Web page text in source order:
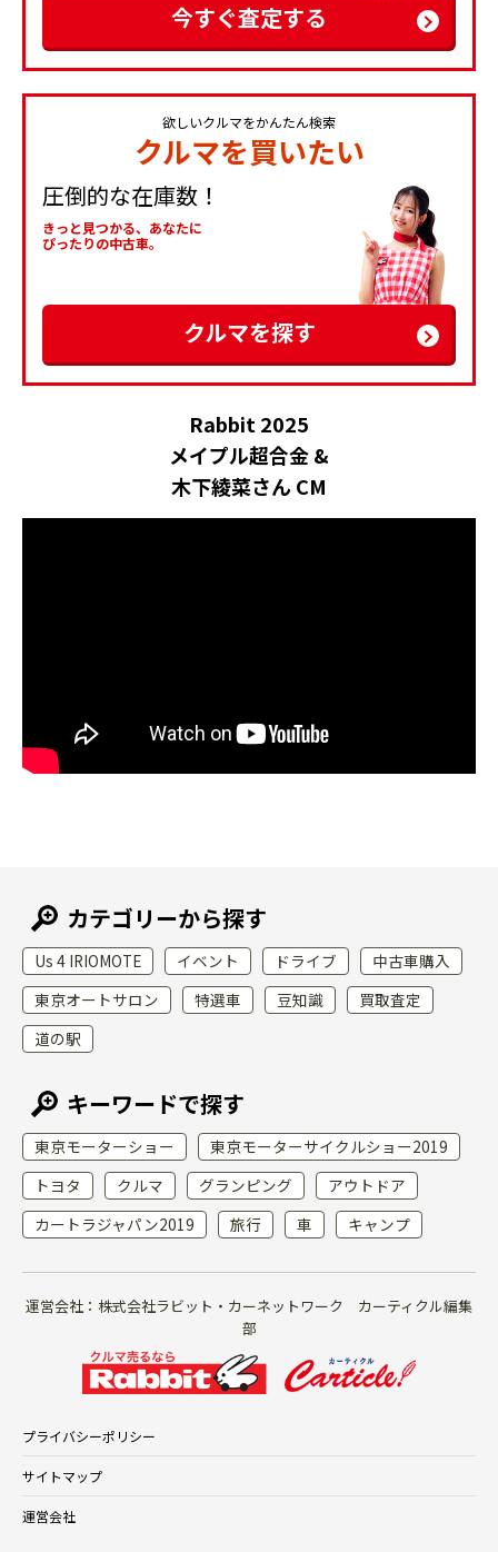
今すぐ査定する
欲しいクルマをかんたん検索
クルマを買いたい
圧倒的な在庫数！
きっと見つかる、あなたに
ぴったりの中古車。
クルマを探す
Rabbit 2025
メイプル超合金 &
木下綾菜さん CM
カテゴリーから探す
Us 4 IRIOMOTE イベント ドライブ
中古車購入
東京オートサロン
特選車 豆知識
買取査定
道の駅
キーワードで探す
東京モーターショー
東京モーターサイクルショー2019
トヨタ
クルマ グランピング
アウトドア
カートラジャパン2019
旅行 車 キャンプ
運営会社：株式会社ラビット・カーネットワーク カーティクル編集
部
プライバシーポリシー
サイトマップ
運営会社